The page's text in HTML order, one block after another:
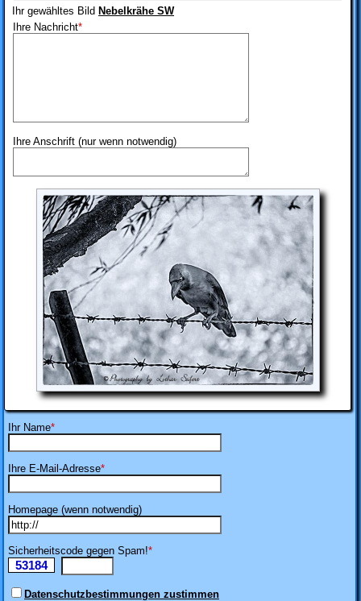
Ihr gewähltes Bild Nebelkrähe SW
Ihre Nachricht*
Ihre Anschrift (nur wenn notwendig)
Ihr Name*
Ihre E-Mail-Adresse*
Homepage (wenn notwendig)
Sicherheitscode gegen Spam!*
53184Ii
Datenschutzbestimmungen zustimmen